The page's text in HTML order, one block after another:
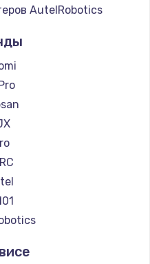
AutelRobotics